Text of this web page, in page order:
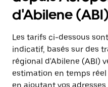
d'Abilene
Les tarifs ci-dessous
indicatif, basés sur des
régional d'Abilene (ABI)
estimation en temps
en ajoutant vos